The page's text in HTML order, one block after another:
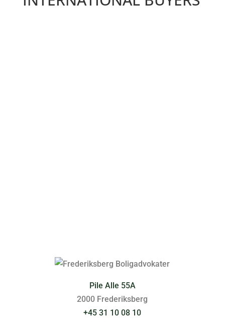
Pile Alle 55A
2000 Frederiksberg
+45 31 10 08 10